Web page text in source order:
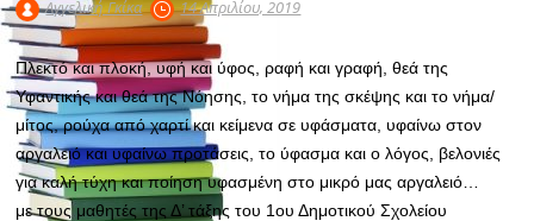
Αγγελική Γκίκα 14 Απριλίου, 2019
Πλεκτό και πλοκή, υφή και ύφος, ραφή και γραφή, θεά της
Υφαντικής και θεά της Νόησης, το νήμα της σκέψης και το νήμα/
μίτος, ρούχα από χαρτί και κείμενα σε υφάσματα, υφαίνω στον
αργαλειό και υφαίνω προτάσεις, το ύφασμα και ο λόγος, βελονιές
για καλή τύχη και ποίηση υφασμένη στο μικρό μας αργαλειό…
με τους μαθητές της Δ’ τάξης του 1ου Δημοτικού Σχολείου